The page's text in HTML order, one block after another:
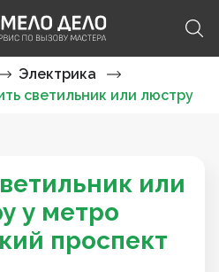
Электрика
светильник или люстру
или
у метро
проспект